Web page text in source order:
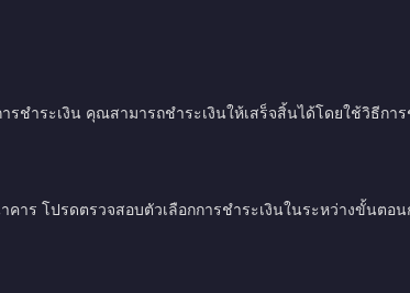
ำระเงิน คุณสามารถชำระเงินให้เสร็จสิ้นได้โดยใช้วิธีการ
าร โปรดตรวจสอบตัวเลือกการชำระเงินในระหว่างขั้นตอน